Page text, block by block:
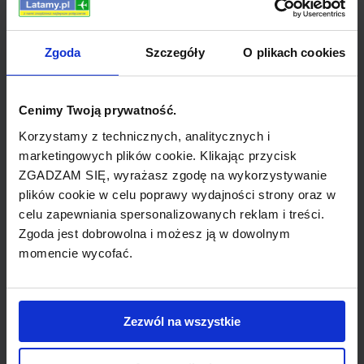
Zgoda Szczegóły O plikach cookies
Cenimy Twoją prywatność.
Korzystamy z technicznych, analitycznych i
marketingowych plików cookie. Klikając przycisk
ZGADZAM SIĘ, wyrażasz zgodę na wykorzystywanie
plików cookie w celu poprawy wydajności strony oraz w
celu zapewniania spersonalizowanych reklam i treści.
Zgoda jest dobrowolna i możesz ją w dowolnym
momencie wycofać.
Zezwól na wszystkie
godzinach pracy lotniska. Opłaty można
uregulować za pomocą karty płatniczej,
biletu parkingowego zakupionego w punkcie
na lotnisku lub gotówką. Opłaty wynoszą:
godzina - 5 koron, 1 dzień - 60 koron, 7 dni -
250 koron.
Wynajem samochodów
Samochód można wynająć od następujących
firm: Avis, Hertz, Europcar. Punkty
przedstawicieli znajdują się w terminalu obok
Informacja lotniskowa